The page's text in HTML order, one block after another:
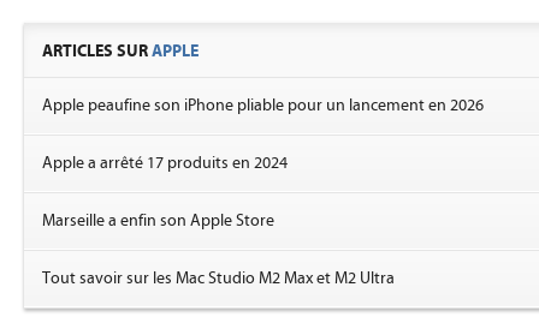
ARTICLES SURAPPLE
Apple peaufine son iPhone pliable pour un lancement en 2026
Apple a arrêté 17 produits en 2024
Marseille a enfin son Apple Store
Tout savoir sur les Mac Studio M2 Max et M2 Ultra